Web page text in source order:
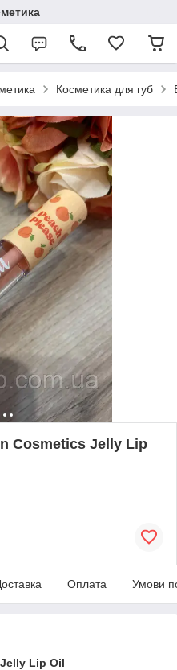
Косметика для губ
Cosmetics Jelly Lip
Оплата Умови
Lip Oil